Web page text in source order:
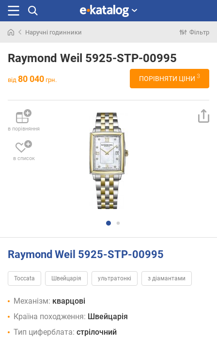
раніше
Наручні годинники Фільтр
Raymond Weil 5925-STP-00995
від 80 040 грн. ПОРІВНЯТИ ЦІНИ 3
в порівняння
в список
Raymond Weil 5925-STP-00995
Toccata Швейцарія ультратонкі з діамантами
Механізм: кварцові
Країна походження: Швейцарія
Тип циферблата: стрілочний